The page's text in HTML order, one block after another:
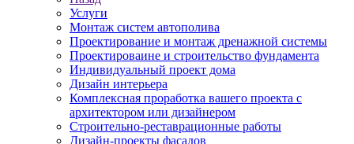
Услуги
Монтаж систем автополива
Проектирование и монтаж дренажной системы
Проектироваине и строительство фундамента
Индивидуальный проект дома
Дизайн интерьера
Комплексная проработка вашего проекта с
архитектором или дизайнером
Строительно-реставрационные работы
Дизайн-проекты фасадов